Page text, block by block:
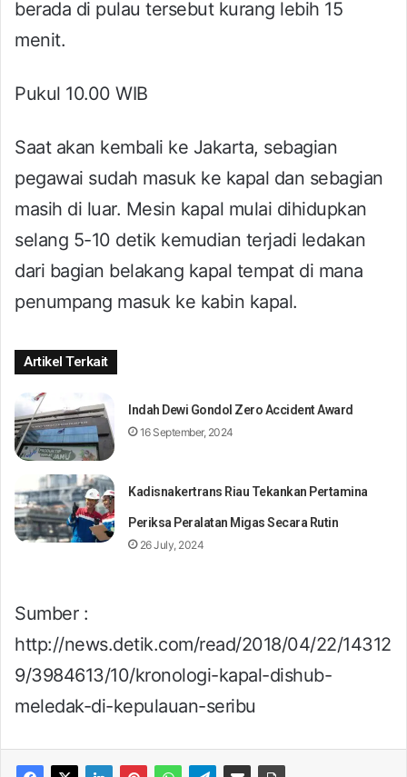
berada di pulau tersebut kurang lebih 15
menit.
Pukul 10.00 WIB
Saat akan kembali ke Jakarta, sebagian
pegawai sudah masuk ke kapal dan sebagian
masih di luar. Mesin kapal mulai dihidupkan
selang 5-10 detik kemudian terjadi ledakan
dari bagian belakang kapal tempat di mana
penumpang masuk ke kabin kapal.
Artikel Terkait
Indah Dewi Gondol Zero Accident Award
16 September, 2024
Kadisnakertrans Riau Tekankan Pertamina
Periksa Peralatan Migas Secara Rutin
26 July, 2024
Sumber :
http://news.detik.com/read/2018/04/22/14312
9/3984613/10/kronologi-kapal-dishub-
meledak-di-kepulauan-seribu